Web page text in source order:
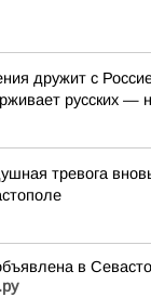
дружит с
русских —
тревога
в